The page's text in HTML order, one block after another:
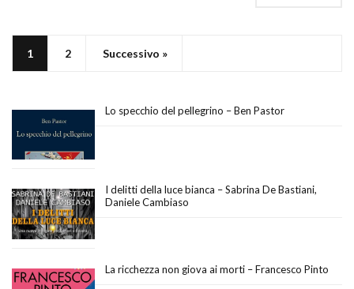
1 2 Successivo »
Lo specchio del pellegrino – Ben Pastor
I delitti della luce bianca – Sabrina De Bastiani,
Daniele Cambiaso
La ricchezza non giova ai morti – Francesco Pinto